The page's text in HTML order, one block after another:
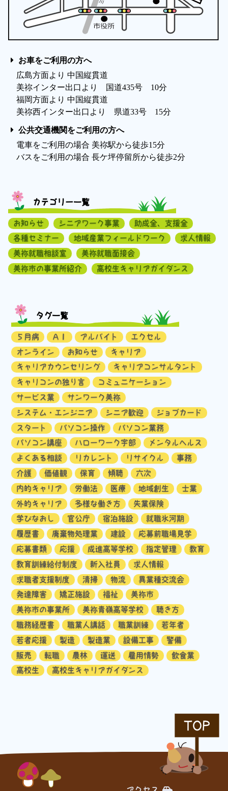
お車をご利用の方へ
広島方面より 中国縦貫道
美祢インター出口より 国道435号 10分
福岡方面より 中国縦貫道
美祢西インター出口より 県道33号 15分
公共交通機関をご利用の方へ
電車をご利用の場合 美祢駅から徒歩15分
バスをご利用の場合 長ケ坪停留所から徒歩2分
カテゴリー一覧
お知らせ シニアワーク事業
助成金、支援金
各種セミナー
地域産業フィールドワーク
求人情報
美祢就職相談室
美祢就職面接会
美祢市の事業所紹介
高校生キャリアガイダンス
タグ一覧
５月病 ＡＩ アルバイト
エクセル
オンライン
お知らせ
キャリア
キャリアカウンセリング
キャリアコンサルタント
キャリコンの独り言
コミュニケーション
サービス業
サンワーク美祢
システム・エンジニア
シニア歓迎
ジョブカード
スタート
パソコン操作
パソコン業務
パソコン講座
ハローワーク宇部
メンタルヘルス
よくある相談
リカレント リサイクル
事務
介護
価値観 保育 傾聴
六次
内的キャリア
労働法 医療 地域創生
士業
外的キャリア
多様な働き方
失業保険
学びなおし
官公庁 宿泊施設
就職氷河期
履歴書
廃棄物処理業 建設
応募前職場見学
応募書類
応援 成進高等学校 指定管理
教育
教育訓練給付制度
新入社員
求人情報
求職者支援制度
清掃 物流
異業種交流会
発達障害
矯正施設 福祉
美祢市
美祢市の事業所
美祢青嶺高等学校
聴き方
職務経歴書
職業人講話 職業訓練
若年者
若者応援
製造 製造業 設備工事
警備
販売
転職 農林 運送 雇用情勢
飲食業
高校生
高校生キャリアガイダンス
TOP